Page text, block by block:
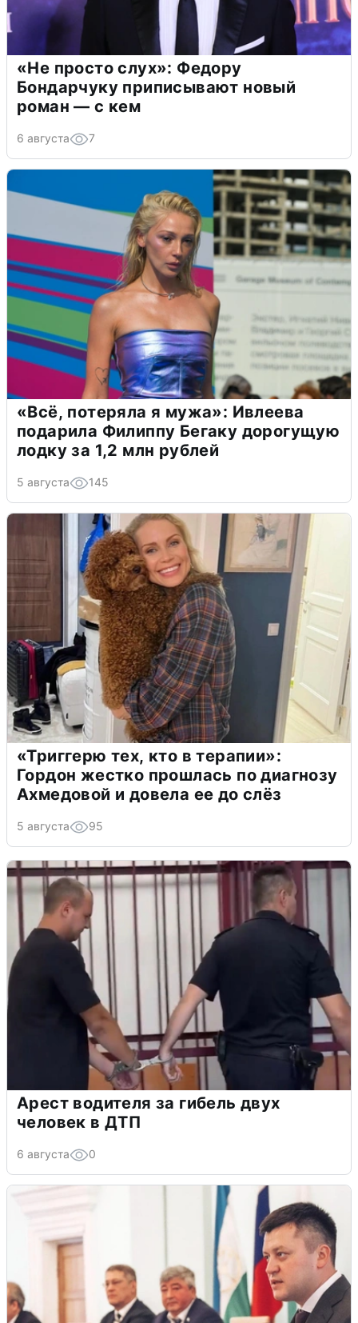
«Не просто слух»: Федору
Бондарчуку приписывают новый
роман — с кем
6 августа 7
«Всё, потеряла я мужа»: Ивлеева
подарила Филиппу Бегаку дорогущую
лодку за 1,2 млн рублей
5 августа 145
«Триггерю тех, кто в терапии»:
Гордон жестко прошлась по диагнозу
Ахмедовой и довела ее до слёз
5 августа 95
Арест водителя за гибель двух
человек в ДТП
6 августа 0